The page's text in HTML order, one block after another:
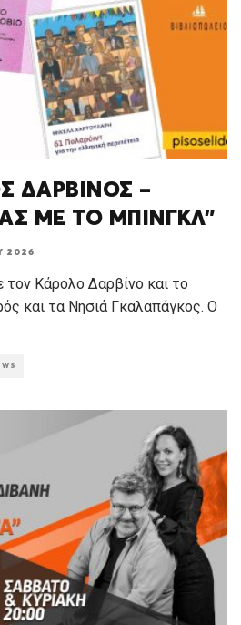
ΔΑΡΒΙΝΟΣ –
ΜΕ ΤΟ ΜΠΙΝΓΚΛ”
2026
τον Κάρολο Δαρβίνο και το
και τα Νησιά Γκαλαπάγκος. Ο